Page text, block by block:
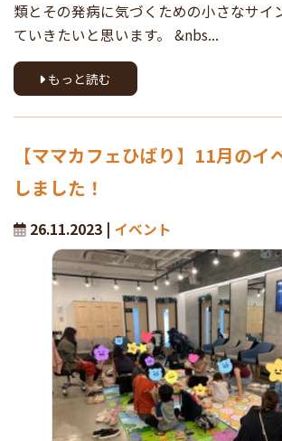
類とその発病に気づくための小さなサイ
ていきたいと思います。 &nbs...
もっと読む
【ママカフェひばり】11月のイ
しました！
26.11.2023 | イベント